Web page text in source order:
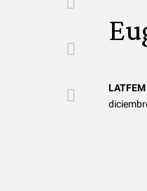
EmailLATFEM